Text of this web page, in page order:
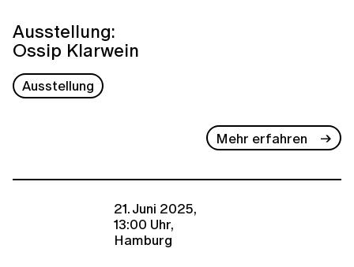
Ausstellung:
Ossip Klarwein
Ausstellung
Mehr erfahren
21. Juni 2025,
13:00 Uhr,
Hamburg